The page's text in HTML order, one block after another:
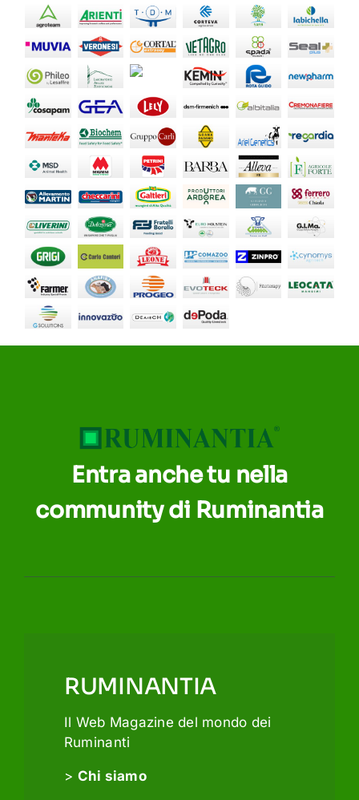
Entra anche tu nella
community di Ruminantia
RUMINANTIA
Il Web Magazine del mondo dei
Ruminanti
> Chi siamo